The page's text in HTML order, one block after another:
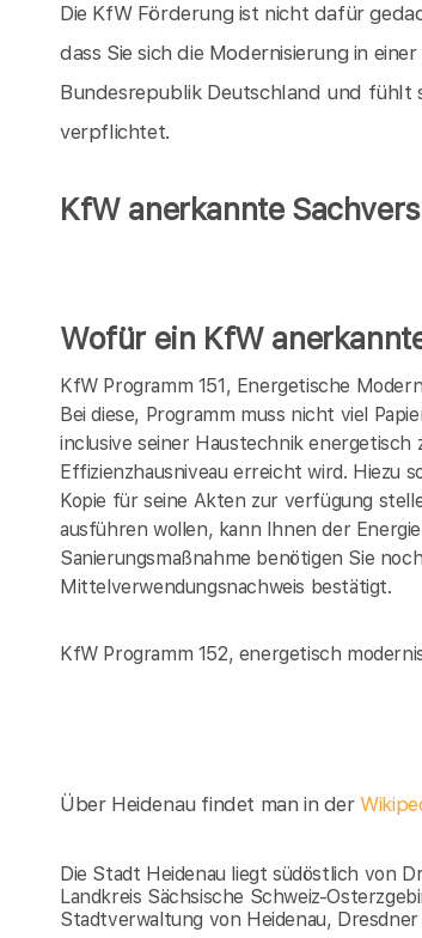
Die KfW Förderung ist nicht dafür
dass Sie sich die Modernisierung in
Bundesrepublik Deutschland und fühlt
verpflichtet.
KfW anerkannte
Wofür ein KfW
KfW Programm 151, Energetische
Bei diese, Programm muss nicht viel
inclusive seiner Haustechnik energetisch
Effizienzhausniveau erreicht wird. Hiezu
Kopie für seine Akten zur verfügung
ausführen wollen, kann Ihnen der
Sanierungsmaßnahme benötigen Sie
Mittelverwendungsnachweis bestätigt.
KfW Programm 152, energetisch
Über Heidenau findet man in der
Die Stadt Heidenau liegt südöstlich von
Landkreis Sächsische Schweiz-
Stadtverwaltung von Heidenau,